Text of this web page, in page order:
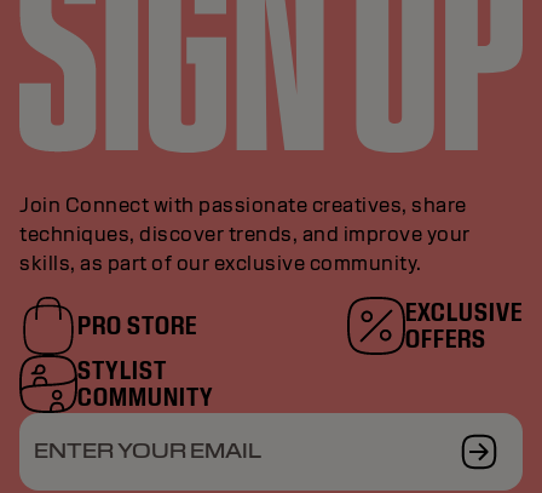
Join Connect with passionate creatives, share
techniques, discover trends, and improve your
skills, as part of our exclusive community.
PRO STORE
EXCLUSIVE
OFFERS
STYLIST
COMMUNITY
ENTER YOUR EMAIL